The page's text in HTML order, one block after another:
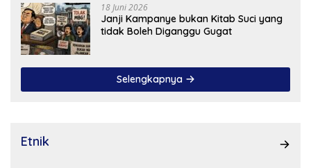
18 Juni 2026
Janji Kampanye bukan Kitab Suci yang
tidak Boleh Diganggu Gugat
Selengkapnya
Etnik